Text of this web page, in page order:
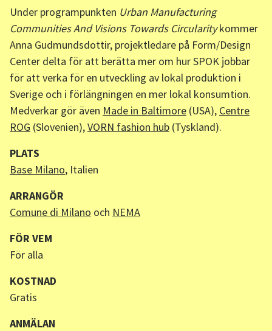
Under programpunkten Urban Manufacturing
Communities And Visions Towards Circularitykommer
Anna Gudmundsdottir, projektledare på Form/Design
Center delta för att berätta mer om hur SPOK jobbar
för att verka för en utveckling av lokal produktion i
Sverige och i förlängningen en mer lokal konsumtion.
Medverkar gör även Made in Baltimore (USA), Centre
ROG (Slovenien),VORN fashion hub (Tyskland).
PLATS
Base Milano, Italien
ARRANGÖR
Comune di Milano och NEMA
FÖR VEM
För alla
KOSTNAD
Gratis
ANMÄLAN